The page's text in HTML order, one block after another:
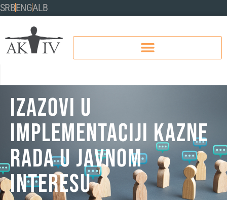
SRBENGALB
Izazovi u
implementaciji kazne
rada u javnom
interesu